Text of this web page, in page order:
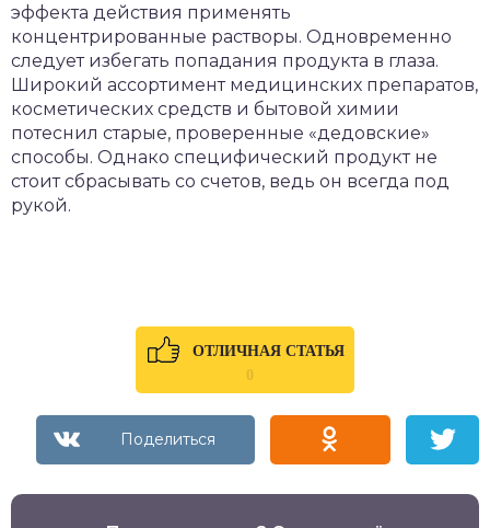
эффекта действия применять
концентрированные растворы. Одновременно
следует избегать попадания продукта в глаза.
Широкий ассортимент медицинских препаратов,
косметических средств и бытовой химии
потеснил старые, проверенные «дедовские»
способы. Однако специфический продукт не
стоит сбрасывать со счетов, ведь он всегда под
рукой.
ОТЛИЧНАЯ СТАТЬЯ
0